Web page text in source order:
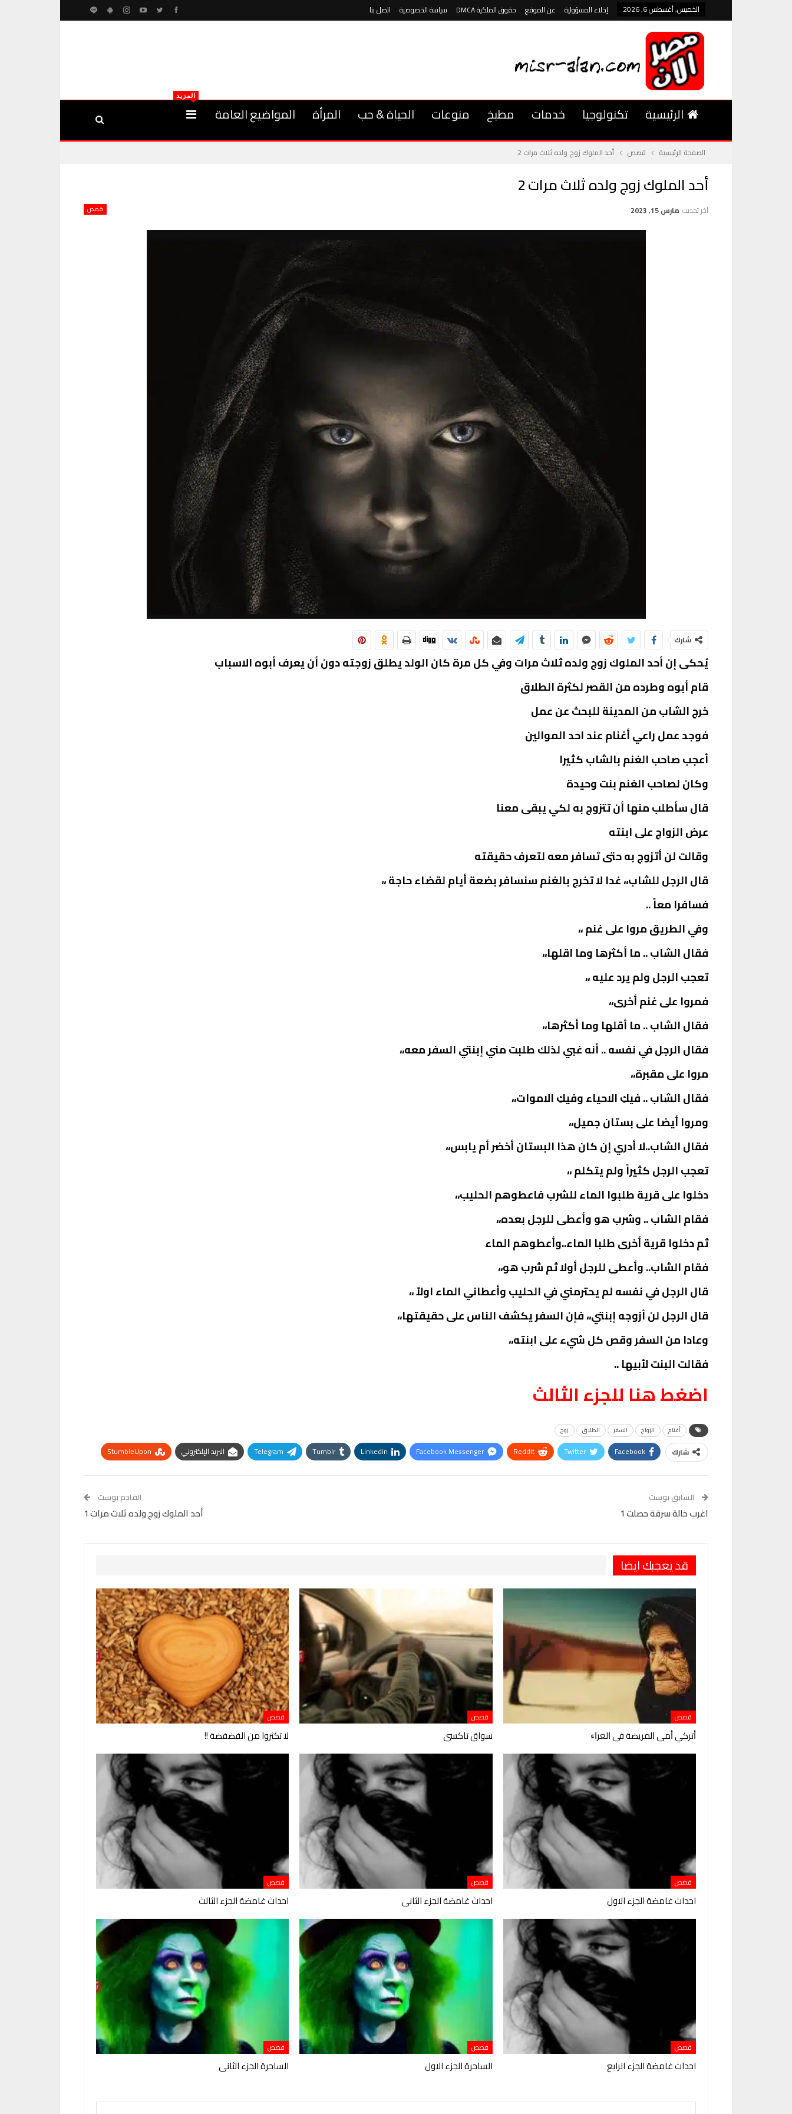
الخميس, أغسطس 6, 2026 إخلاء المسؤولية عن الموقع حقوق الملكية DMCA سياسة الخصوصية اتصل بنا
الرئيسية تكنولوجيا خدمات مطبخ منوعات الحياة & حب المرأة المواضيع العامة
المزيد
الصفحة الرئيسية قصص أحد الملوك زوج ولده ثلاث مرات 2
أحد الملوك زوج ولده ثلاث مرات 2
قصص آخر تحديث مارس 15, 2023
شارك
يُحكى إن أحد الملوك زوج ولده ثلاث مرات وفي كل مرة كان الولد يطلق زوجته دون أن يعرف أبوه الاسباب
قام أبوه وطرده من القصر لكثرة الطلاق
خرج الشاب من المدينة للبحث عن عمل
فوجد عمل راعي أغنام عند احد الموالين
اُعجب صاحب الغنم بالشاب كثيرا
وكان لصاحب الغنم بنت وحيدة
قال سأطلب منها أن تتزوج به لكي يبقى معنا
عرض الزواج على ابنته
وقالت لن أتزوج به حتى تسافر معه لتعرف حقيقته
قال الرجل للشاب،، غدا لا تخرج بالغنم سنسافر بضعة أيام لقضاء حاجة ،،
فسافرا معاً ..
وفي الطريق مروا على غنم ،،
فقال الشاب .. ما أكثرها وما اقلها،،
تعجب الرجل ولم يرد عليه ،،
فمروا على غنم أخرى،،
فقال الشاب .. ما أقلها وما أكثرها،،
فقال الرجل في نفسه .. أنه غبي لذلك طلبت مني إبنتي السفر معه،،
مروا على مقبرة،،
فقال الشاب .. فيكِ الاحياء وفيكِ الاموات،،
ومروا أيضا على بستان جميل،،
فقال الشاب..لا أدري إن كان هذا البستان أخضر أم يابس،،
تعجب الرجل كثيراً ولم يتكلم ،،
دخلوا على قرية طلبوا الماء للشرب فاعطوهم الحليب،،
فقام الشاب .. وشرب هو وأعطى للرجل بعده،،
ثم دخلوا قرية أخرى طلبا الماء..وأعطوهم الماء
فقام الشاب.. وأعطى للرجل أولا ثم شرب هو،،
قال الرجل في نفسه لم يحترمني في الحليب وأعطاني الماء اولاً ،،
قال الرجل لن اُزوجه إبنتي،، فإن السفر يكشف الناس على حقيقتها،،
وعادا من السفر وقص كل شيء على ابنته،،
فقالت البنت لأبيها ..
اضغط هنا للجزء الثالث
أغنام الزواج السفر الطلاق زوج
شارك Facebook
Twitter
ReddIt
Facebook Messenger
Linkedin
Tumblr
Telegram البريد الإلكتروني
StumbleUpon
السابق بوست
اغرب حالة سرقة حصلت 1
القادم بوست
أحد الملوك زوج ولده ثلاث مرات 1
قد يعجبك ايضا
قصص
ﺃﺗﺮﻛﻲ ﺃﻣﻰ ﺍﻟﻤﺮﻳﻀﺔ ﻓﻰ ﺍﻟﻌﺮﺍﺀ
قصص
سواق تاكسى
قصص
لا تكثروا من الفضفضة !!
قصص
احداث غامضة الجزء الاول
قصص
احداث غامضة الجزء الثانى
قصص
احداث غامضة الجزء الثالث
قصص
احداث غامضة الجزء الرابع
قصص
الساحرة الجزء الاول
قصص
الساحرة الجزء الثانى